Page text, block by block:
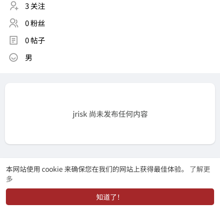
本网站使用 cookie 来确保您在我们的网站上获得最佳体验。 了解更
多
知道了！
发布
3 关注
0 粉丝
0 帖子
男
jrisk 尚未发布任何内容